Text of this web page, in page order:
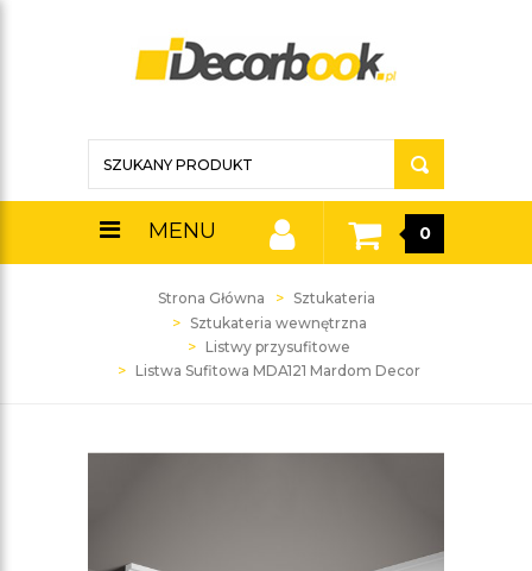
MENU 0
Strona Główna
Sztukateria
Sztukateria wewnętrzna
Listwy przysufitowe
Listwa Sufitowa MDA121 Mardom Decor